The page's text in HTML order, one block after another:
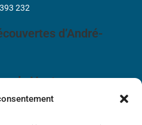
d’André-
de Vente
232